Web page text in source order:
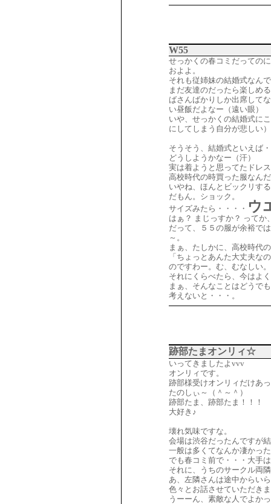
W55
せっかくの春コミだっての
およよ。
それも従姉妹の結婚式なん
まだ友達のだったら楽しめ
ばさんばかりしか出席して
い昼飯だよなー（遠い眼）
いや、せっかくの結婚式に
にしてしまう自分が悲しい）
そうそう、結婚式といえば
どうしようかなー（汗）
実は着ようと思ってたドレ
高校時代の時買った服なん
いやね、ほんとビックリす
だもん。ショック。
サイズみたら・・・・ ウ
はぁ？ まじっすか？ って
だって、５５の服が余裕で
～。
まぁ、たしかに、高校時代
「ちょっとあんた大丈夫な
のですわー。む、むなしい。
それにくらべたら、今はよ
まぁ、そんなことはどうで
考えないと・・・。
跡部たまオンリィ☆
いってきましたよvvv
オンリィです。
跡部様受けオンリィだけあ
たのしぃ～（＾～＾）
跡部たま、跡部たま！！！
大好き♪
壊れ気味ですな。
会場は渋谷だったんですが
一般は多くてなんか凄かっ
でも春コミ前で・・・大手
それに、うちのサークル両
あ、左隣さんは途中からい
色々とお話させていただき
うーーん、素敵な人でよか